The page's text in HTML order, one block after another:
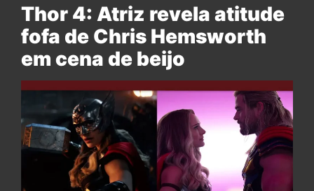
Thor 4: Atriz revela atitude
fofa de Chris Hemsworth
em cena de beijo